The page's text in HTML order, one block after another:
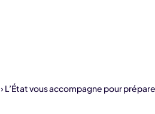
L’État vous accompagne pour